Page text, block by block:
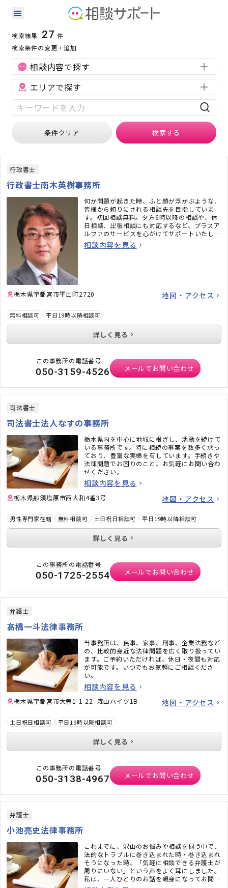
栃木県の不動産に強い専門家の検索結果
不動産
検索結果 27 件
検索条件の変更・追加
相談内容で探す
エリアで探す
条件クリア 検索する
行政書士
行政書士南木英樹事務所
何か問題が起きた時、ふと顔が浮かぶような、
皆様から頼りにされる相談先を目指していま
す。初回相談無料。夕方6時以降の相談や、休
日相談、出張相談にも対応するなど、プラスア
ルファのサービスを心がけてサポートいたしま
す。
相談内容を見る
栃木県宇都宮市平出町2720 地図・アクセス
無料相談可 平日19時以降相談可
詳しく見る
この事務所の電話番号
050-3159-4526 メールでお問い合わせ
司法書士
司法書士法人なすの事務所
栃木県内を中心に地域に根ざし、活動を続けて
いる事務所です。特に相続の事案を数多く承っ
ており、豊富な実績を有しています。手続きや
法律問題でお困りのこと、お気軽にお問い合わ
せください。
相談内容を見る
栃木県那須塩原市西大和4番3号 地図・アクセス
男性専門家在籍 無料相談可 土日祝日相談可 平日19時以降相談可
詳しく見る
この事務所の電話番号
050-1725-2554 メールでお問い合わせ
弁護士
髙橋一斗法律事務所
当事務所は、民事、家事、刑事、企業法務など
の、比較的身近な法律問題を広く取り扱ってい
ます。ご予約いただければ、休日・夜間も対応
が可能です。いつでもお気軽にご相談くださ
い。
相談内容を見る
栃木県宇都宮市大曽1-1-22 森山ハイツ1B 地図・アクセス
土日祝日相談可 平日19時以降相談可
詳しく見る
この事務所の電話番号
050-3138-4967 メールでお問い合わせ
弁護士
小池亮史法律事務所
これまでに、沢山のお悩みや相談を伺う中で、
法的なトラブルに巻き込まれた時・巻き込まれ
そうになった時、「気軽に相談できる弁護士が
周りにいない」という声をよく耳にしました。
私は、一人ひとりのお話を親身になってお聞き